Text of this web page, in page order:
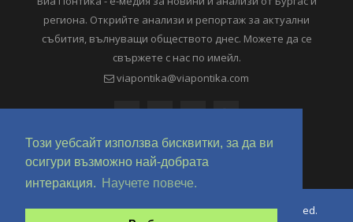
Този уебсайт използва бисквитки, за да ви
осигури възможно най-добрата
интеракция.
Научете повече.
региона. Открийте анализи и репортаж за актуални
събития, вълнуващи обществото днес. Можете да се
свържете с нас по имейл.
viapontika@viapontika.com
Copyright © 2018-2024 ViaPontika.com. All Rights Reserved.